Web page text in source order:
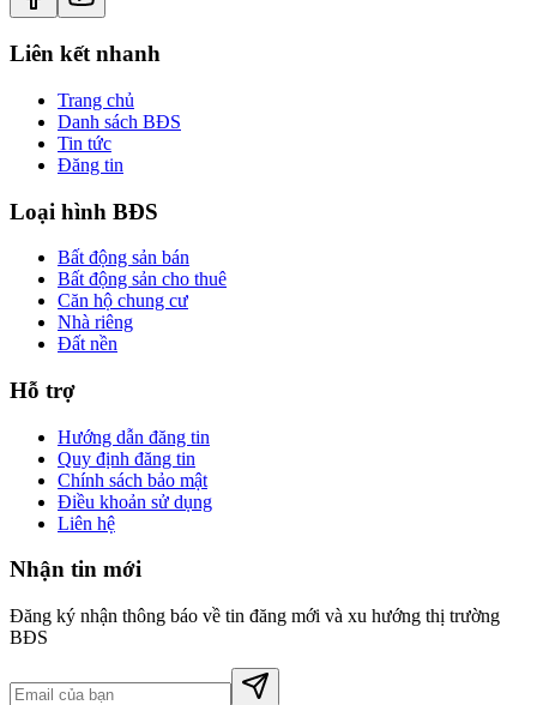
Liên kết nhanh
Trang chủ
Danh sách BĐS
Tin tức
Đăng tin
Loại hình BĐS
Bất động sản bán
Bất động sản cho thuê
Căn hộ chung cư
Nhà riêng
Đất nền
Hỗ trợ
Hướng dẫn đăng tin
Quy định đăng tin
Chính sách bảo mật
Điều khoản sử dụng
Liên hệ
Nhận tin mới
Đăng ký nhận thông báo về tin đăng mới và xu hướng thị trường
BĐS